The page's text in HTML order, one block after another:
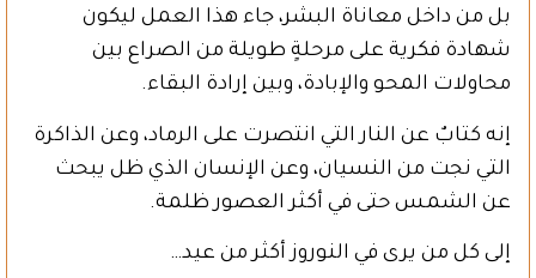
بل من داخل معاناة البشر، جاء هذا العمل ليكون
شهادة فكرية على مرحلةٍ طويلة من الصراع بين
محاولات المحو والإبادة، وبين إرادة البقاء.
إنه كتابٌ عن النار التي انتصرت على الرماد، وعن الذاكرة
التي نجت من النسيان، وعن الإنسان الذي ظل يبحث
عن الشمس حتى في أكثر العصور ظلمة.
إلى كل من يرى في النوروز أكثر من عيد…